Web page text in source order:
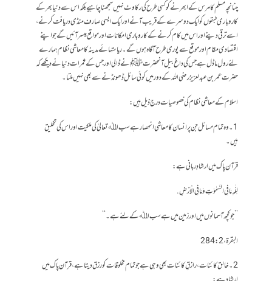
چنانچہ مسلم کامرس کے ابھرنے کو کسی طرح کی رکاوٹ نہیں سمجھناچاہیے بلکہ اس سے دنیا بھر کے
کاروباری طبقوں کوایک دوسرے کے قریب آنے اور ایک ایسی صارف منڈی دریافت کرنے،
اسے ترقی دینے اور اس میں کام کرنے کے کاروباری امکانات اور مواقع میسر آئیں گے جو اپنے
اقتصادی مقام اورموقع سے پوری طرح آگاہ ہوں گے۔ ریاستہائے مدینہ کا معاشی نظام ہمارے
لئے رول ماڈل ہے جس کی داغ بیل آنحضرتﷺ نے ڈالی اور جس کے ثمرات دنیا نے دیکھے کہ
حضرت عمر بن عبدلعزیز رضی اللہ کے دور میں کوئی سائل ڈھونڈنے سے بھی نہیں ملتا۔
اسلام کے معاشی نظام کی خصوصیات درج ذیل ہیں :
1۔ وہ تمام مسائل جن پر انسان کا معاشی انحصار ہے سب اﷲ تعالیٰ کی ملکیت اور اس کی تخلیق
ہیں۔
قرآن پاک میں ارشادِ ربانی ہے :
لِلّٰهِ مَا فِی السَّمٰوٰتِ وَمَا فِی الْاَرْضِ.
’’جو کچھ آسمانوں میں اور زمین میں ہے سب اﷲ کے لئے ہے۔‘‘
البقرة، 2 : 284
2۔ خالق کائنات، رازقِ کائنات بھی وہی ہے جو تمام مخلوقات کو رزق دیتا ہے، قرآن پاک میں